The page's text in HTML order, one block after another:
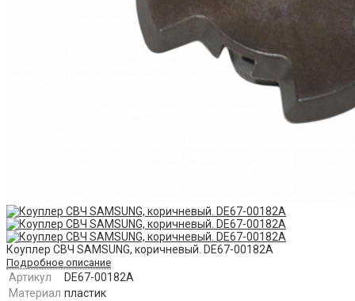
Коуплер СВЧ SAMSUNG, коричневый. DE67-00182A
Подробное описание
Артикул
DE67-00182A
Материал пластик